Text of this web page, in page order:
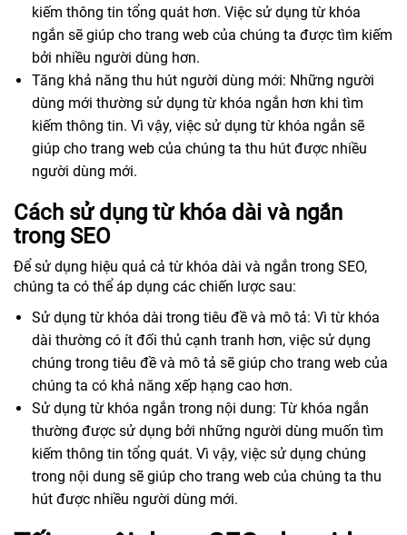
kiếm thông tin tổng quát hơn. Việc sử dụng từ khóa
ngắn sẽ giúp cho trang web của chúng ta được tìm kiếm
bởi nhiều người dùng hơn.
Tăng khả năng thu hút người dùng mới: Những người
dùng mới thường sử dụng từ khóa ngắn hơn khi tìm
kiếm thông tin. Vì vậy, việc sử dụng từ khóa ngắn sẽ
giúp cho trang web của chúng ta thu hút được nhiều
người dùng mới.
Cách sử dụng từ khóa dài và ngắn
trong SEO
Để sử dụng hiệu quả cả từ khóa dài và ngắn trong SEO,
chúng ta có thể áp dụng các chiến lược sau:
Sử dụng từ khóa dài trong tiêu đề và mô tả: Vì từ khóa
dài thường có ít đối thủ cạnh tranh hơn, việc sử dụng
chúng trong tiêu đề và mô tả sẽ giúp cho trang web của
chúng ta có khả năng xếp hạng cao hơn.
Sử dụng từ khóa ngắn trong nội dung: Từ khóa ngắn
thường được sử dụng bởi những người dùng muốn tìm
kiếm thông tin tổng quát. Vì vậy, việc sử dụng chúng
trong nội dung sẽ giúp cho trang web của chúng ta thu
hút được nhiều người dùng mới.